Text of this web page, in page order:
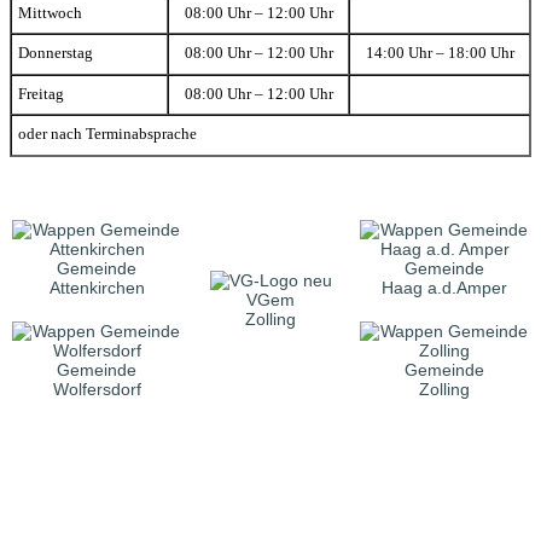
Mittwoch 08:00 Uhr – 12:00 Uhr
Donnerstag 08:00 Uhr – 12:00 Uhr 14:00 Uhr – 18:00 Uhr
Freitag 08:00 Uhr – 12:00 Uhr
oder nach Terminabsprache
Gemeinde
Attenkirchen
VGem
Zolling
Gemeinde
Haag a.d.Amper
Gemeinde
Wolfersdorf
Gemeinde
Zolling